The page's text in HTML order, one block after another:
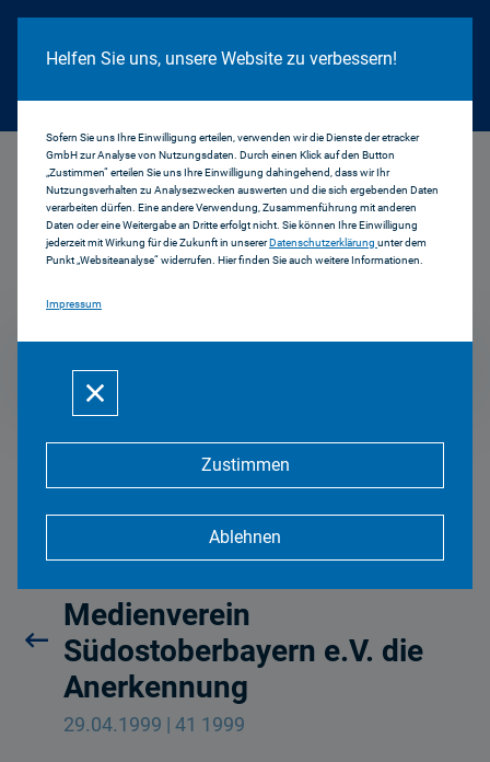
Cookie Hinweis
Helfen Sie uns, unsere Website zu verbessern!
Sofern Sie uns Ihre Einwilligung erteilen, verwenden wir die Dienste der etracker
GmbH zur Analyse von Nutzungsdaten. Durch einen Klick auf den Button
„Zustimmen“ erteilen Sie uns Ihre Einwilligung dahingehend, dass wir Ihr
Nutzungsverhalten zu Analysezwecken auswerten und die sich ergebenden Daten
verarbeiten dürfen. Eine andere Verwendung, Zusammenführung mit anderen
Daten oder eine Weitergabe an Dritte erfolgt nicht. Sie können Ihre Einwilligung
jederzeit mit Wirkung für die Zukunft in unsererDatenschutzerklärung unter dem
Punkt „Websiteanalyse“ widerrufen. Hier finden Sie auch weitere Informationen.
Impressum
Zustimmen
Ablehnen
1999
Pressemitteilungen
Medienverein
Südostoberbayern e.V. die
Anerkennung
29.04.1999 | 41 1999